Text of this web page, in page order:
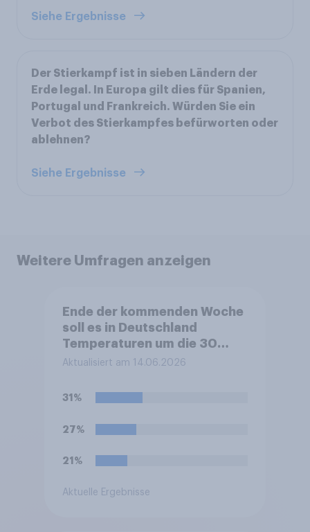
Siehe Ergebnisse
Der Stierkampf ist in sieben Ländern der
Erde legal. In Europa gilt dies für Spanien,
Portugal und Frankreich. Würden Sie ein
Verbot des Stierkampfes befürworten oder
ablehnen?
Siehe Ergebnisse
Weitere Umfragen anzeigen
Ende der kommenden Woche
soll es in Deutschland
Temperaturen um die 30
Grad geben. Freuen Sie sich
Aktualisiert am 14.06.2026
31%
27%
21%
Aktuelle Ergebnisse